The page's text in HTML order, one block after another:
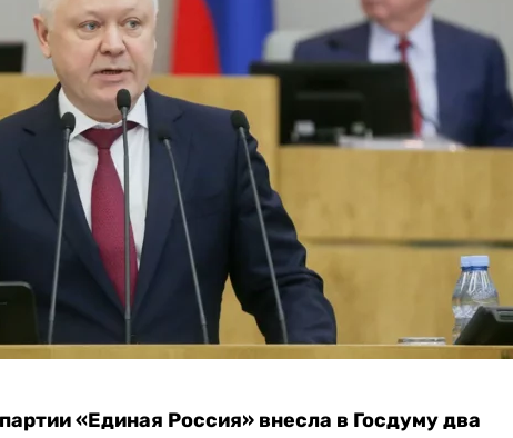
«Единая Россия» внесла в Госдуму два